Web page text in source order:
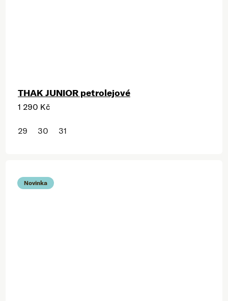
THAK JUNIOR petrolejové
1 290 Kč
29 30 31
Novinka